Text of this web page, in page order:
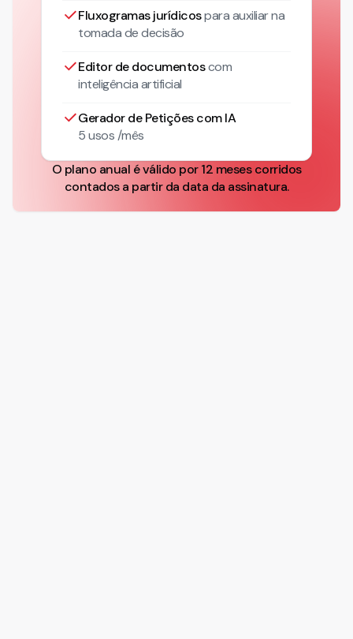
Fluxogramas jurídicospara auxiliar na
tomada de decisão
Editor de documentoscom
inteligência artificial
Gerador de Petições com IA
5 usos /mês
O plano anual é válido por 12 meses corridos
contados a partir da data da assinatura.